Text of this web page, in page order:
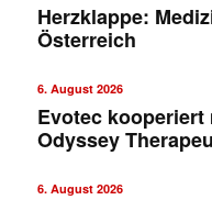
Herzklappe:
Österreich
6. August 2026
Evotec kooperiert
Odyssey
6. August 2026